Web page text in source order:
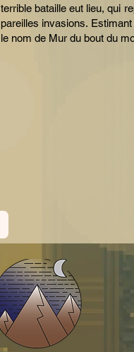
terrible bataille eut lieu, qui
pareilles invasions.
le nom de Mur du bout du